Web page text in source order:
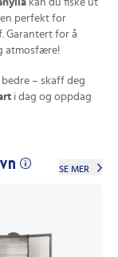
kan du fiske ut
perfekt for
Garantert for å
atmosfære!
– skaff deg
i dag og oppdag
SE MER